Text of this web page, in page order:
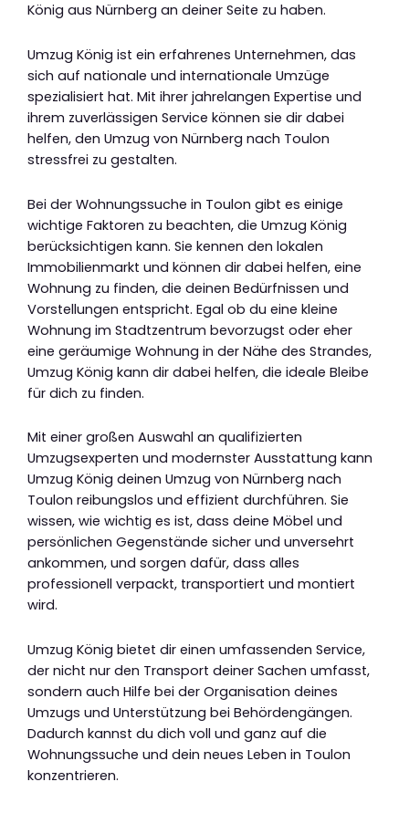
König aus Nürnberg an deiner Seite zu haben.
Umzug König ist ein erfahrenes Unternehmen, das
sich auf nationale und internationale Umzüge
spezialisiert hat. Mit ihrer jahrelangen Expertise und
ihrem zuverlässigen Service können sie dir dabei
helfen, den Umzug von Nürnberg nach Toulon
stressfrei zu gestalten.
Bei der Wohnungssuche in Toulon gibt es einige
wichtige Faktoren zu beachten, die Umzug König
berücksichtigen kann. Sie kennen den lokalen
Immobilienmarkt und können dir dabei helfen, eine
Wohnung zu finden, die deinen Bedürfnissen und
Vorstellungen entspricht. Egal ob du eine kleine
Wohnung im Stadtzentrum bevorzugst oder eher
eine geräumige Wohnung in der Nähe des Strandes,
Umzug König kann dir dabei helfen, die ideale Bleibe
für dich zu finden.
Mit einer großen Auswahl an qualifizierten
Umzugsexperten und modernster Ausstattung kann
Umzug König deinen Umzug von Nürnberg nach
Toulon reibungslos und effizient durchführen. Sie
wissen, wie wichtig es ist, dass deine Möbel und
persönlichen Gegenstände sicher und unversehrt
ankommen, und sorgen dafür, dass alles
professionell verpackt, transportiert und montiert
wird.
Umzug König bietet dir einen umfassenden Service,
der nicht nur den Transport deiner Sachen umfasst,
sondern auch Hilfe bei der Organisation deines
Umzugs und Unterstützung bei Behördengängen.
Dadurch kannst du dich voll und ganz auf die
Wohnungssuche und dein neues Leben in Toulon
konzentrieren.